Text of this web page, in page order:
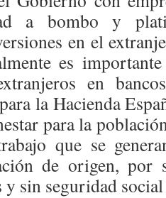
a bombo y
en el
es
en
la Hacienda
para la
que se
de origen, por
y sin seguridad